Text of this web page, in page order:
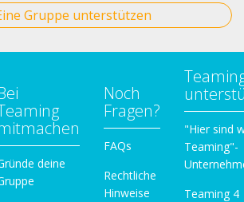
Gruppe unterstützen
deine
Noch
Fragen?
FAQs
Rechtliche
Hinweise
"Hier sind
Teaming"-
Teaming 4